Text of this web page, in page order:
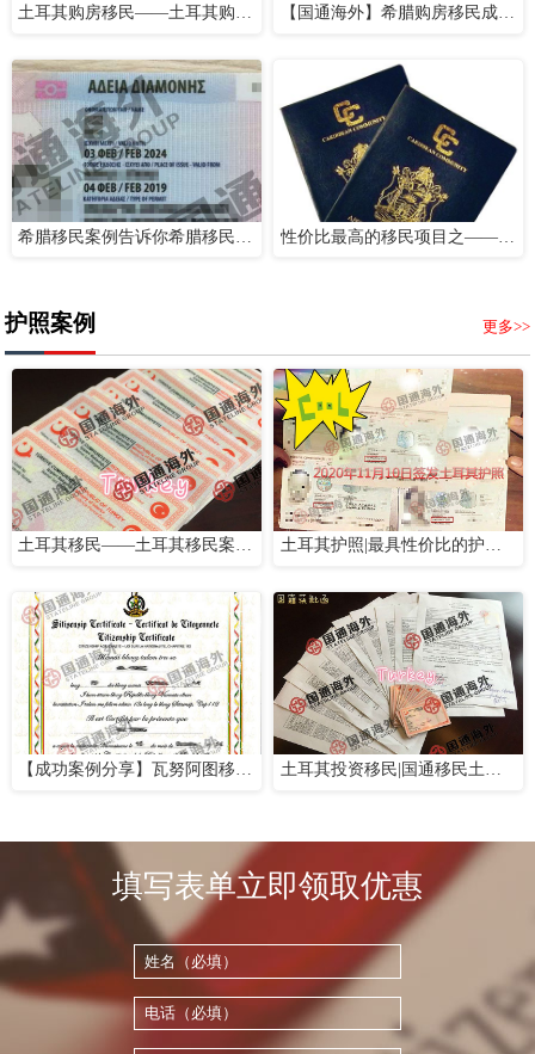
土耳其购房移民——土耳其购房移民成功案例分享 【国通海外】希腊购房移民成功案例分享
性价比最高的移民项目之——安提瓜护照项目
护照案例 更多>>
土耳其移民——土耳其移民案例分享【国通海外】 土耳其护照|最具性价比的护照移民项目【成功案例分享】
填写表单立即领取优惠